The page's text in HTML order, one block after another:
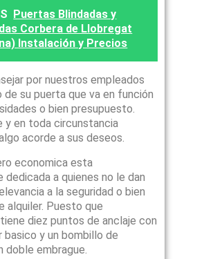
Puertas Blindadas y
Corbera de Llobregat
Instalación y Precios
por nuestros empleados
de su puerta que va en función
o bien presupuesto.
y en toda circunstancia
acorde a sus deseos.
economica esta
dedicada a quienes no le dan
a la seguridad o bien
alquiler. Puesto que
diez puntos de anclaje con
y un bombillo de
doble embrague.